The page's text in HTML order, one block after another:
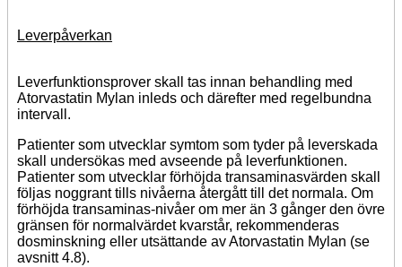
Leverpåverkan
Leverfunktionsprover skall tas innan behandling med
Atorvastatin Mylan inleds och därefter med regelbundna
intervall.
Patienter som utvecklar symtom som tyder på leverskada
skall undersökas med avseende på leverfunktionen.
Patienter som utvecklar förhöjda transaminasvärden skall
följas noggrant tills nivåerna återgått till det normala. Om
förhöjda transaminas-nivåer om mer än 3 gånger den övre
gränsen för normalvärdet kvarstår, rekommenderas
dosminskning eller utsättande av Atorvastatin Mylan (se
avsnitt 4.8).